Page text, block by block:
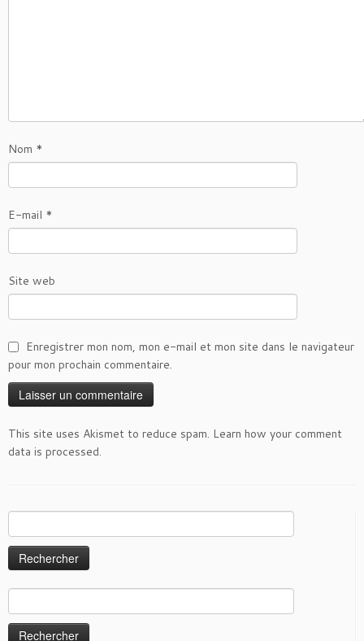
Nom *
E-mail *
Site web
Enregistrer mon nom, mon e-mail et mon site dans le navigateur
pour mon prochain commentaire.
This site uses Akismet to reduce spam. Learn how your comment
data is processed.